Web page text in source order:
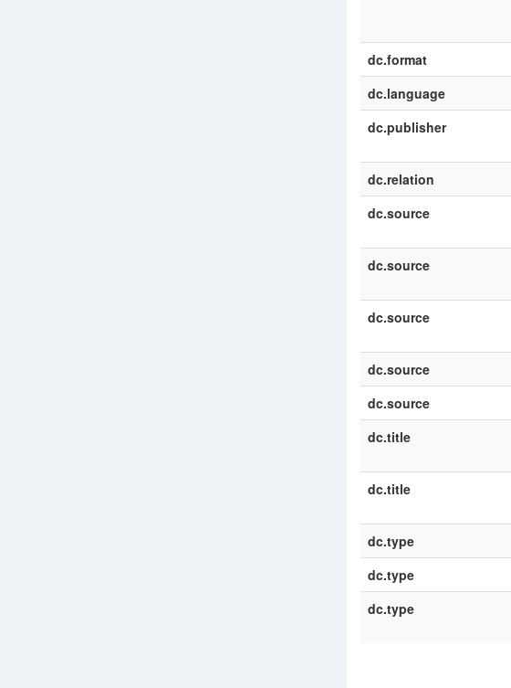
dc.format
dc.language
dc.publisher
dc.relation
dc.source
dc.source
dc.source
dc.source
dc.source
dc.title
dc.title
dc.type
dc.type
dc.type